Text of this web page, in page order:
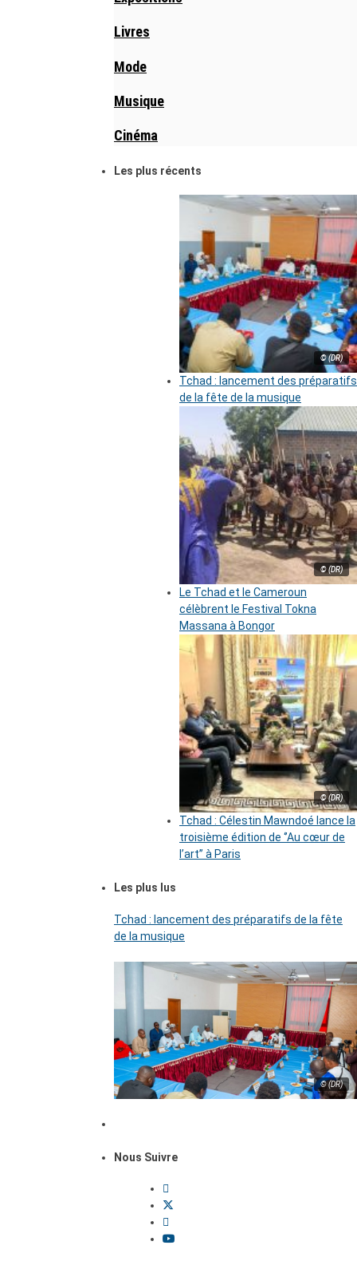
Livres
Mode
Musique
Cinéma
Les plus récents
© (DR)
Tchad : lancement des préparatifs
de la fête de la musique
© (DR)
Le Tchad et le Cameroun
célèbrent le Festival Tokna
Massana à Bongor
© (DR)
Tchad : Célestin Mawndoé lance la
troisième édition de ‘’Au cœur de
l’art’’ à Paris
Les plus lus
Tchad : lancement des préparatifs de la fête
de la musique
© (DR)
Nous Suivre